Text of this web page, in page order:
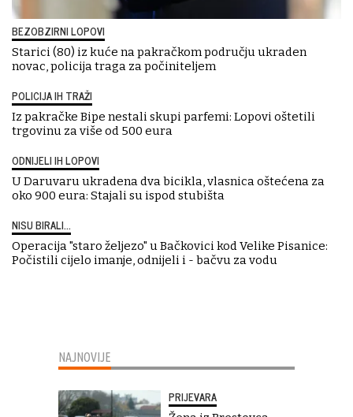
BEZOBZIRNI LOPOVI
Starici (80) iz kuće na pakračkom području ukraden
novac, policija traga za počiniteljem
POLICIJA IH TRAŽI
Iz pakračke Bipe nestali skupi parfemi: Lopovi oštetili
trgovinu za više od 500 eura
ODNIJELI IH LOPOVI
U Daruvaru ukradena dva bicikla, vlasnica oštećena za
oko 900 eura: Stajali su ispod stubišta
NISU BIRALI...
Operacija "staro željezo" u Bačkovici kod Velike Pisanice:
Počistili cijelo imanje, odnijeli i - bačvu za vodu
NAJNOVIJE
PRIJEVARA